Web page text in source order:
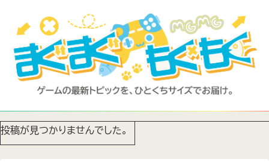
投稿が見つかりませんでした。